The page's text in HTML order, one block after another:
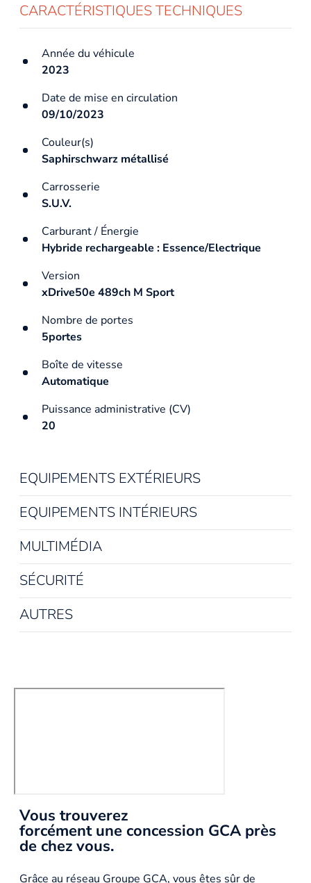
CARACTÉRISTIQUES TECHNIQUES
Année du véhicule
2023
Date de mise en circulation
09/10/2023
Couleur(s)
Saphirschwarz métallisé
Carrosserie
S.U.V.
Carburant / Énergie
Hybride rechargeable : Essence/Electrique
Version
xDrive50e 489ch M Sport
Nombre de portes
5portes
Boîte de vitesse
Automatique
Puissance administrative (CV)
20
EQUIPEMENTS EXTÉRIEURS
EQUIPEMENTS INTÉRIEURS
MULTIMÉDIA
SÉCURITÉ
AUTRES
Vous trouverez
forcément une concession GCA près
de chez vous.
Grâce au réseau Groupe GCA, vous êtes sûr de